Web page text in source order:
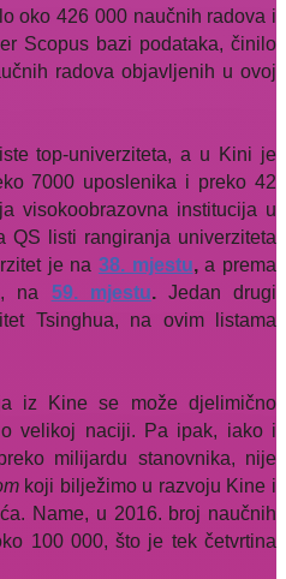
oko 426 000 naučnih radova i
Scopus bazi podataka, činilo
radova objavljenih u ovoj
top-univerziteta, a u Kini je
7000 uposlenika i preko 42
visokoobrazovna institucija u
QS listi rangiranja univerziteta
je na 38. mjestu,a prema
na 59. mjestu. Jedan drugi
Tsinghua, na ovim listama
iz Kine se može djelimično
velikoj naciji. Pa ipak, iako i
milijardu stanovnika, nije
koji bilježimo u razvoju Kine i
Name, u 2016. broj naučnih
100 000, što je tek četvrtina